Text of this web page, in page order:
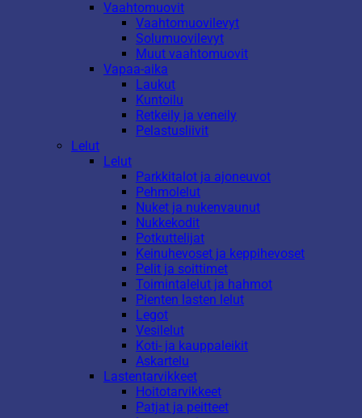
Vaahtomuovit
Vaahtomuovilevyt
Solumuovilevyt
Muut vaahtomuovit
Vapaa-aika
Laukut
Kuntoilu
Retkeily ja veneily
Pelastusliivit
Lelut
Lelut
Parkkitalot ja ajoneuvot
Pehmolelut
Nuket ja nukenvaunut
Nukkekodit
Potkuttelijat
Keinuhevoset ja keppihevoset
Pelit ja soittimet
Toimintalelut ja hahmot
Pienten lasten lelut
Legot
Vesilelut
Koti- ja kauppaleikit
Askartelu
Lastentarvikkeet
Hoitotarvikkeet
Patjat ja peitteet